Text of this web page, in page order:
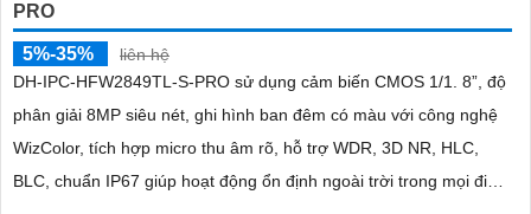
PRO
5%-35%
liên hệ
DH-IPC-HFW2849TL-S-PRO sử dụng cảm biến CMOS 1/1. 8”, độ
phân giải 8MP siêu nét, ghi hình ban đêm có màu với công nghệ
WizColor, tích hợp micro thu âm rõ, hỗ trợ WDR, 3D NR, HLC,
BLC, chuẩn IP67 giúp hoạt động ổn định ngoài trời trong mọi điều